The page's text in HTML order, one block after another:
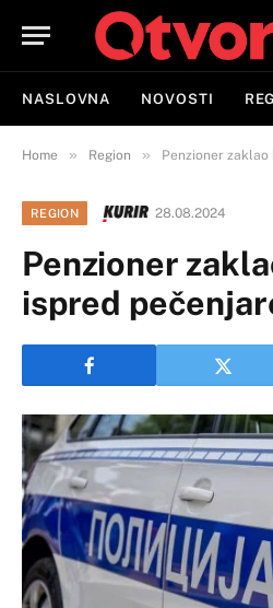
NASLOVNA NOVOSTI
Home » Region » Penzioner zaklao
REGION 28.08.2024
Penzioner
ispred